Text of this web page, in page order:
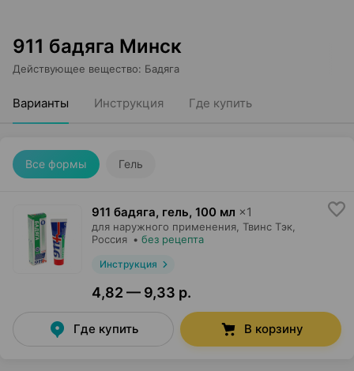
911 бадяга Минск
Действующее вещество: Бадяга
Варианты Инструкция Где купить
Все формы Гель
911 бадяга, гель, 100 мл ×1
для наружного применения, Твинс Тэк
Россия • без рецепта
Инструкция
4,82 — 9,33 р.
Где купить В корзину